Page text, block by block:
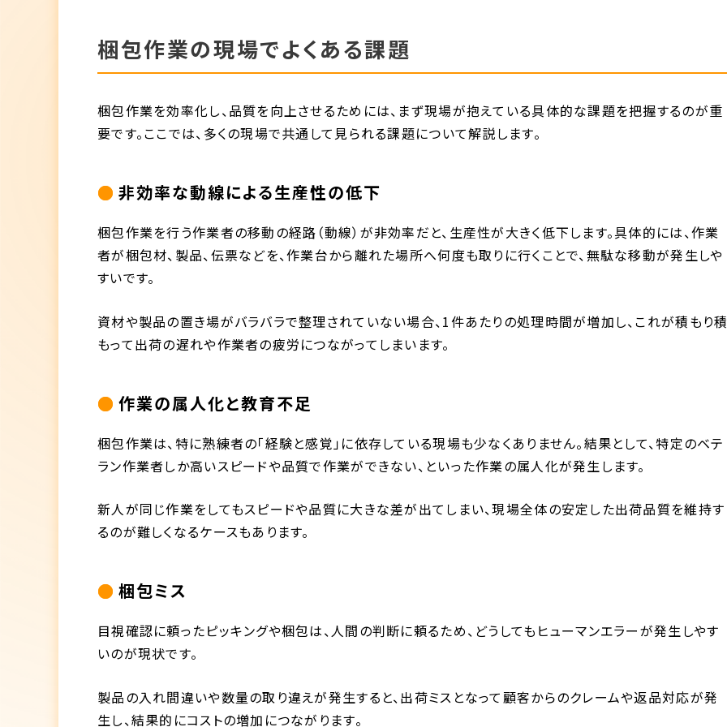
梱包作業の現場でよくある課題
梱包作業を効率化し、品質を向上させるためには、まず現場が抱えている具体的な課題を把握するのが重
要です。ここでは、多くの現場で共通して見られる課題について解説します。
非効率な動線による生産性の低下
梱包作業を行う作業者の移動の経路（動線）が非効率だと、生産性が大きく低下します。具体的には、作業
者が梱包材、製品、伝票などを、作業台から離れた場所へ何度も取りに行くことで、無駄な移動が発生しや
すいです。
資材や製品の置き場がバラバラで整理されていない場合、1件あたりの処理時間が増加し、これが積もり
もって出荷の遅れや作業者の疲労につながってしまいます。
作業の属人化と教育不足
梱包作業は、特に熟練者の「経験と感覚」に依存している現場も少なくありません。結果として、特定のベテ
ラン作業者しか高いスピードや品質で作業ができない、といった作業の属人化が発生します。
新人が同じ作業をしてもスピードや品質に大きな差が出てしまい、現場全体の安定した出荷品質を維持す
るのが難しくなるケースもあります。
梱包ミス
目視確認に頼ったピッキングや梱包は、人間の判断に頼るため、どうしてもヒューマンエラーが発生しやす
いのが現状です。
製品の入れ間違いや数量の取り違えが発生すると、出荷ミスとなって顧客からのクレームや返品対応が発
生し、結果的にコストの増加につながります。